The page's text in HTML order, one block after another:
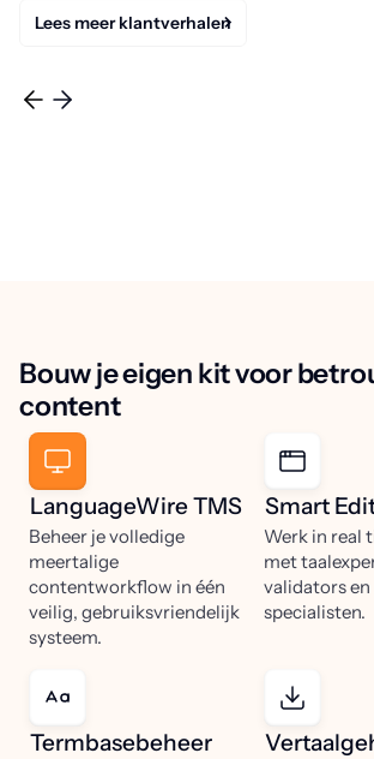
Lees meer klantverhalen
Bouw je eigen kit voor
content
LanguageWire TMS
Beheer je volledige
meertalige
contentworkflow in één
veilig, gebruiksvriendelijk
systeem.
Smart
Werk in real
met
validators
specialisten.
Termbasebeheer